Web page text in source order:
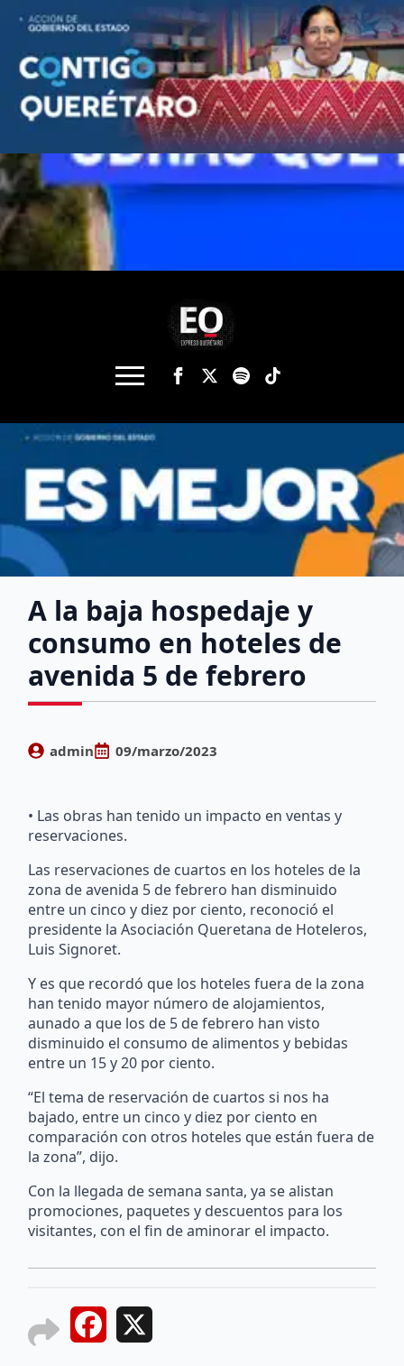
A la baja hospedaje y
consumo en hoteles de
avenida 5 de febrero
admin 09/marzo/2023
• Las obras han tenido un impacto en ventas y
reservaciones.
Las reservaciones de cuartos en los hoteles de la
zona de avenida 5 de febrero han disminuido
entre un cinco y diez por ciento, reconoció el
presidente la Asociación Queretana de Hoteleros,
Luis Signoret.
Y es que recordó que los hoteles fuera de la zona
han tenido mayor número de alojamientos,
aunado a que los de 5 de febrero han visto
disminuido el consumo de alimentos y bebidas
entre un 15 y 20 por ciento.
“El tema de reservación de cuartos si nos ha
bajado, entre un cinco y diez por ciento en
comparación con otros hoteles que están fuera de
la zona”, dijo.
Con la llegada de semana santa, ya se alistan
promociones, paquetes y descuentos para los
visitantes, con el fin de aminorar el impacto.
Facebook